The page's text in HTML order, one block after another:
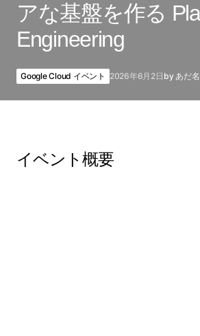
アな基盤を作る
Engineering
Google Cloud イベント 2026年6月2日 by あだ
イベント概要